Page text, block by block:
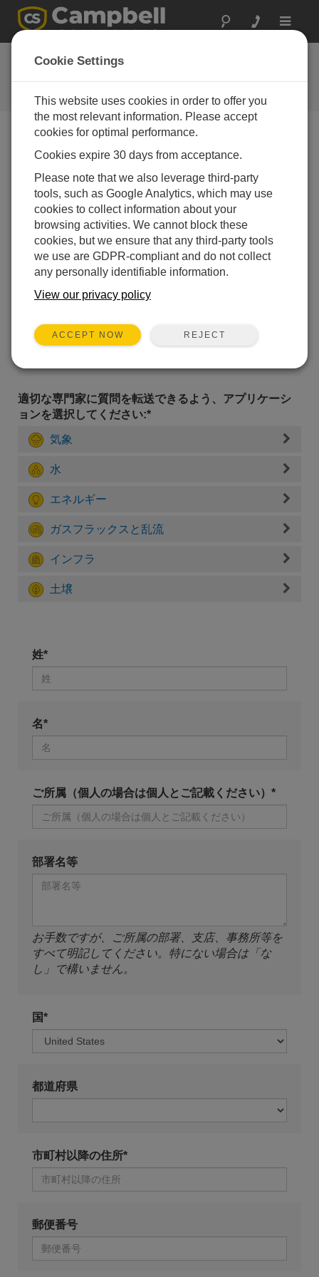
Toggle
お問い合わせ
通常1営業日以内に対応いたしま
す。
家がご連絡いたします。* = 必須項目です。
質問の種類を選択してください:
購入や見積について 技術的な質問
ここに質問を入力してください:*
適切な専門家に質問を転送できるよう、アプリケーシ
ョンを選択してください:*
気象
水
エネルギー
ガスフラックスと乱流
インフラ
土壌
姓*
名*
ご所属（個人の場合は個人とご記載ください）*
部署名等
お手数ですが、ご所属の部署、支店、事務所等を
すべて明記してください。特にない場合は「な
し」で構いません。
国*
都道府県
市町村以降の住所*
郵便番号
Cookie Settings
This website uses cookies in order to offer you
the most relevant information. Please accept
cookies for optimal performance.
Cookies expire 30 days from acceptance.
Please note that we also leverage third-party
tools, such as Google Analytics, which may use
cookies to collect information about your
browsing activities. We cannot block these
cookies, but we ensure that any third-party tools
we use are GDPR-compliant and do not collect
any personally identifiable information.
View our privacy policy
ACCEPT NOW REJECT